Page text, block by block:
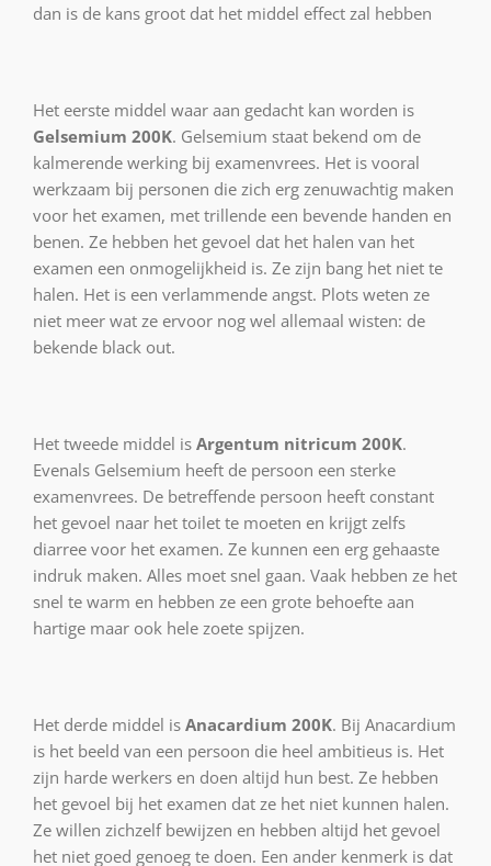
dan is de kans groot dat het middel effect zal hebben
Het eerste middel waar aan gedacht kan worden is
Gelsemium 200K. Gelsemium staat bekend om de
kalmerende werking bij examenvrees. Het is vooral
werkzaam bij personen die zich erg zenuwachtig maken
voor het examen, met trillende een bevende handen en
benen. Ze hebben het gevoel dat het halen van het
examen een onmogelijkheid is. Ze zijn bang het niet te
halen. Het is een verlammende angst. Plots weten ze
niet meer wat ze ervoor nog wel allemaal wisten: de
bekende black out.
Het tweede middel is Argentum nitricum 200K.
Evenals Gelsemium heeft de persoon een sterke
examenvrees. De betreffende persoon heeft constant
het gevoel naar het toilet te moeten en krijgt zelfs
diarree voor het examen. Ze kunnen een erg gehaaste
indruk maken. Alles moet snel gaan. Vaak hebben ze het
snel te warm en hebben ze een grote behoefte aan
hartige maar ook hele zoete spijzen.
Het derde middel is Anacardium 200K. Bij Anacardium
is het beeld van een persoon die heel ambitieus is. Het
zijn harde werkers en doen altijd hun best. Ze hebben
het gevoel bij het examen dat ze het niet kunnen halen.
Ze willen zichzelf bewijzen en hebben altijd het gevoel
het niet goed genoeg te doen. Een ander kenmerk is dat